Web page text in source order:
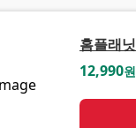
홈플래
12,990원